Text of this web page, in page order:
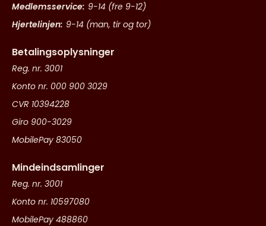
Medlemsservice: 9-14 (fre 9-12)
Hjertelinjen: 9-14 (man, tir og tor)
Betalingsoplysninger
Reg. nr. 3001
Konto nr. 000 900 3029
CVR 10394228
Giro 900-3029
MobilePay 83050
Mindeindsamlinger
Reg. nr. 3001
Konto nr. 10597080
MobilePay 488860